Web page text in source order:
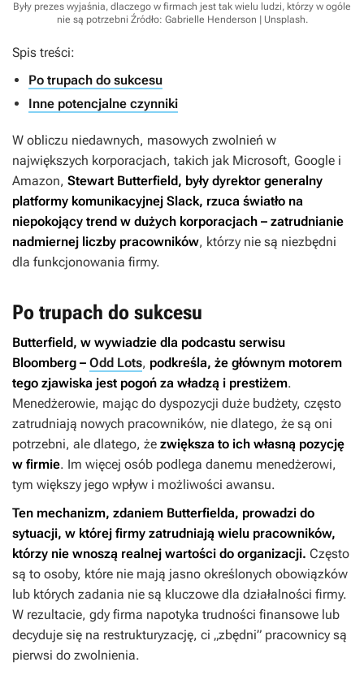
Były prezes wyjaśnia, dlaczego w firmach jest tak wielu ludzi, którzy w ogóle
nie są potrzebni Źródło: Gabrielle Henderson | Unsplash.
Spis treści:
Po trupach do sukcesu
Inne potencjalne czynniki
W obliczu niedawnych, masowych zwolnień w
największych korporacjach, takich jak Microsoft, Google i
Amazon, Stewart Butterfield, były dyrektor generalny
platformy komunikacyjnej Slack, rzuca światło na
niepokojący trend w dużych korporacjach – zatrudnianie
nadmiernej liczby pracowników, którzy nie są niezbędni
dla funkcjonowania firmy.
Po trupach do sukcesu
Butterfield, w wywiadzie dla podcastu serwisu
Bloomberg – Odd Lots, podkreśla, że głównym motorem
tego zjawiska jest pogoń za władzą i prestiżem.
Menedżerowie, mając do dyspozycji duże budżety, często
zatrudniają nowych pracowników, nie dlatego, że są oni
potrzebni, ale dlatego, że zwiększa to ich własną pozycję
w firmie. Im więcej osób podlega danemu menedżerowi,
tym większy jego wpływ i możliwości awansu.
Ten mechanizm, zdaniem Butterfielda, prowadzi do
sytuacji, w której firmy zatrudniają wielu pracowników,
którzy nie wnoszą realnej wartości do organizacji. Często
są to osoby, które nie mają jasno określonych obowiązków
lub których zadania nie są kluczowe dla działalności firmy.
W rezultacie, gdy firma napotyka trudności finansowe lub
decyduje się na restrukturyzację, ci „zbędni” pracownicy są
pierwsi do zwolnienia.